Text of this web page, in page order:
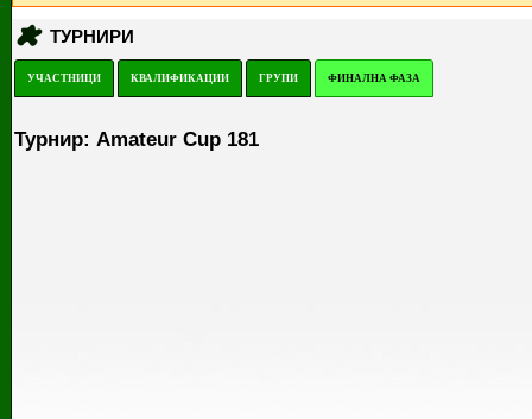
ТУРНИРИ
УЧАСТНИЦИ КВАЛИФИКАЦИИ ГРУПИ ФИНАЛНА ФАЗА
Турнир: Amateur Cup 181